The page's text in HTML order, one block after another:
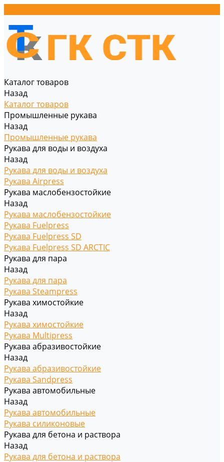
Каталог товаров
Назад
Каталог товаров
Промышленные рукава
Назад
Промышленные рукава
Рукава для воды и воздуха
Назад
Рукава для воды и воздуха
Рукава Airpress
Рукава маслобензостойкие
Назад
Рукава маслобензостойкие
Рукава Fuelpress
Рукава Fuelpress SD
Рукава Fuelpress SD ARCTIC
Рукава для пара
Назад
Рукава для пара
Рукава Steampress
Рукава химостойкие
Назад
Рукава химостойкие
Рукава Multipress
Рукава абразивостойкие
Назад
Рукава абразивостойкие
Рукава Sandpress
Рукава автомобильные
Назад
Рукава автомобильные
Рукава силиконовые
Рукава для бетона и раствора
Назад
Рукава для бетона и раствора